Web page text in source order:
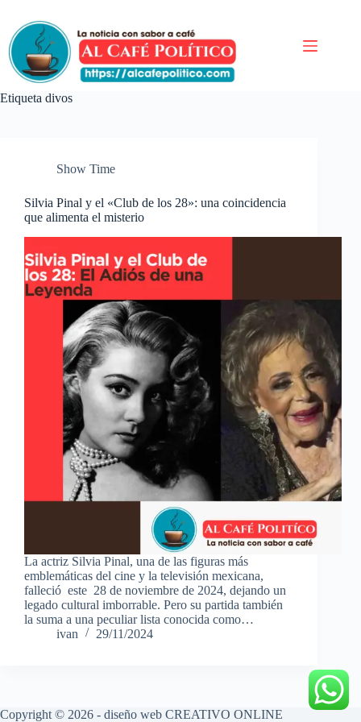
contenido
Etiqueta divos
Show Time
Silvia Pinal y el «Club de los 28»: una coincidencia
que alimenta el misterio
La actriz Silvia Pinal, una de las figuras más
emblemáticas del cine y la televisión mexicana,
falleció este 28 de noviembre de 2024, dejando un
legado cultural imborrable. Pero su partida también
la suma a una peculiar lista conocida como…
ivan
29/11/2024
Copyright © 2026 - diseño web CREATIVO ONLINE